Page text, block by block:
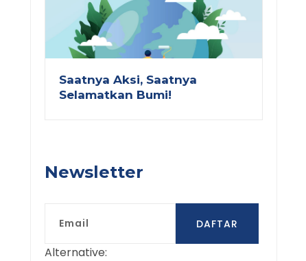
Saatnya Aksi, Saatnya
Selamatkan Bumi!
Newsletter
DAFTAR
Alternative: